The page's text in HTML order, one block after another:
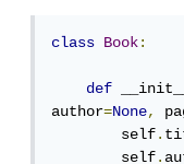
class Book:
def
author=None,
        self
.
        self
.